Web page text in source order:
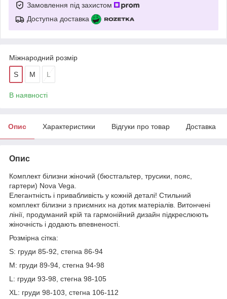
Замовлення під захистом
Доступна доставка
Міжнародний розмір
S M L
В наявності
Опис Характеристики Відгуки про товар Доставка
Опис
Комплект білизни жіночий (бюстгальтер, трусики, пояс,
гартери) Nova Vega.
Елегантність і привабливість у кожній деталі! Стильний
комплект білизни з приємних на дотик матеріалів. Витончені
лінії, продуманий крій та гармонійний дизайн підкреслюють
жіночність і додають впевненості.
Розмірна сітка:
S: груди 85-92, стегна 86-94
М: груди 89-94, стегна 94-98
L: груди 93-98, стегна 98-105
XL: груди 98-103, стегна 106-112